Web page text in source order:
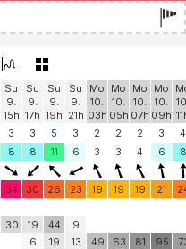
Su
9.
15h
Su
9.
17h
Su
9.
19h
Su
9.
21h
Mo
10.
03h
Mo
10.
05h
Mo
10.
07h
Mo
10.
09h
3 3 5 3 2 2 2 3
4
8 8 11 6 3 3 4 6 8
34 30 26 23 19 19 19 21
30
19
6
44
19
9
13
49 63 81 95